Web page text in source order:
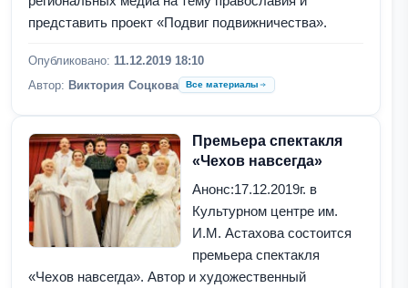
представить проект «Подвиг подвижничества».
Опубликовано: 11.12.2019 18:10
Автор: Виктория Соцкова Все материалы
Премьера спектакля
«Чехов навсегда»
Анонс:17.12.2019г. в
Культурном центре им.
И.М. Астахова состоится
премьера спектакля
«Чехов навсегда». Автор и художественный